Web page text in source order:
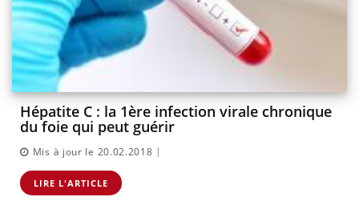
Hépatite C : la 1ère infection virale chronique
du foie qui peut guérir
Mis à jour le 20.02.2018 |
LIRE L'ARTICLE